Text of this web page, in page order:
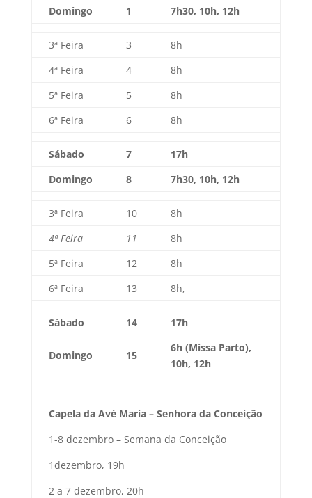
Domingo
1 7h30, 10h, 12h
3ª Feira 3
8h
4ª Feira
4
8h
5ª Feira
5
8h
6ª Feira
6 8h
Sábado 7
17h
Domingo
8 7h30, 10h, 12h
3ª Feira 10
8h
4ª Feira
11
8h
5ª Feira
12
8h
6ª Feira
13 8h,
Sábado 14 17h
Domingo 15
6h (Missa Parto),
10h, 12h
Capela da Avé Maria – Senhora da Conceição
1-8 dezembro – Semana da Conceição
1dezembro, 19h
2 a 7 dezembro, 20h